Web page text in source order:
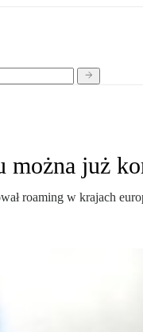
można już
roaming w krajach